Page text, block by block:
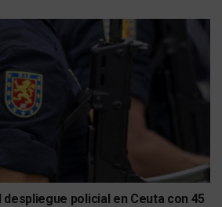
policial en Ceuta con 45